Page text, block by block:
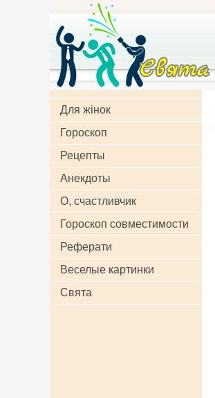
Для жінок
Гороскоп
Рецепты
Анекдоты
О, счастливчик
Гороскоп совместимости
Реферати
Веселые картинки
Свята